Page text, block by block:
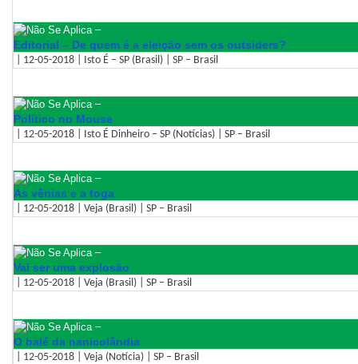
–
Editorial – De quem é a eleição sem os outsiders?
| 12-05-2018 | Isto É – SP (Brasil) | SP – Brasil
–
Político no Mouse
| 12-05-2018 | Isto É Dinheiro – SP (Notícias) | SP – Brasil
–
As vênias e a toga
| 12-05-2018 | Veja (Brasil) | SP – Brasil
–
Vai ser uma explosão
| 12-05-2018 | Veja (Brasil) | SP – Brasil
–
O balé da nanicolândia
| 12-05-2018 | Veja (Notícia) | SP – Brasil